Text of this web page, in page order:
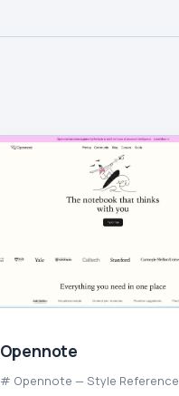
Opennote
# Opennote — Style Reference